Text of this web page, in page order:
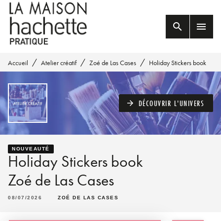
MENU RECHERCHE
PIED DE PAGE
search menu
Accueil / Atelier créatif / Zoé de Las Cases / Holiday Stickers book
arrow_forward DÉCOUVRIR L'UNIVERS
NOUVEAUTÉ
Holiday Stickers book
Zoé de Las Cases
08/07/2026 ZOÉ DE LAS CASES